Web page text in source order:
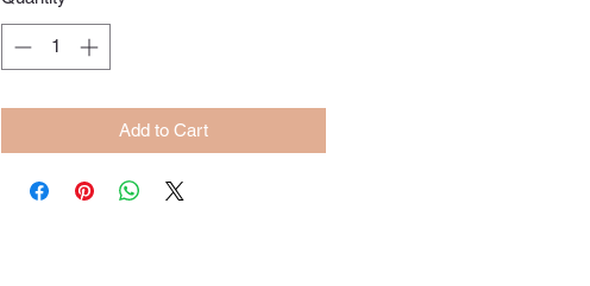
Add to Cart